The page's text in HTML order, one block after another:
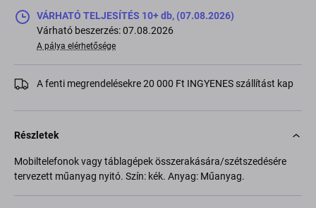
VÁRHATÓ TELJESÍTÉS 10+ db, (07.08.2026)
Várható beszerzés: 07.08.2026
A pálya elérhetősége
A fenti megrendelésekre 20 000 Ft INGYENES szállítást kap
Részletek
Mobiltelefonok vagy táblagépek összerakására/szétszedésére
tervezett műanyag nyitó. Szín: kék. Anyag: Műanyag.